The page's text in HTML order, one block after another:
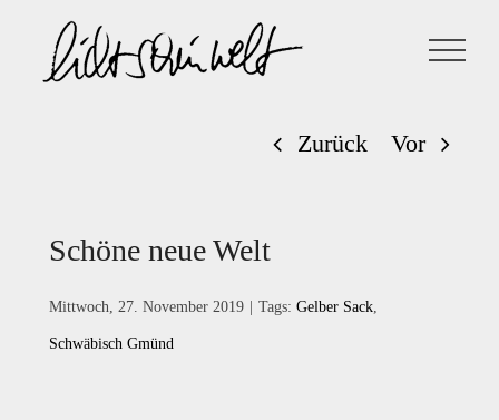
Inhalt
springen
Zurück
Vor
Schöne neue Welt
Mittwoch, 27. November 2019 Tags: Gelber Sack,
Schwäbisch Gmünd